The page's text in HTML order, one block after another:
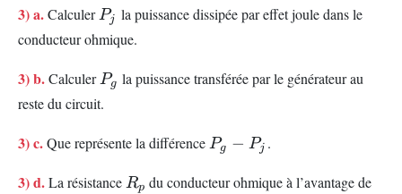
3) a.Calculer P_j
Pj la puissance dissipée par effet joule dans le
conducteur ohmique.
3) b.Calculer P_g
Pg la puissance transférée par le générateur au
reste du circuit.
3) c.Que représente la différence P_g
P_j
Pg − Pj .
3) d.La résistance R_p
Rp du conducteur ohmique à l’avantage de